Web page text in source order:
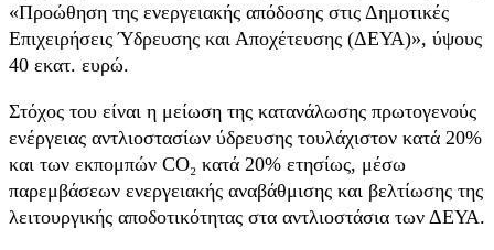
«Προώθηση της ενεργειακής απόδοσης στις Δημοτικές
Επιχειρήσεις Ύδρευσης και Αποχέτευσης (ΔΕΥΑ)», ύψους
40 εκατ. ευρώ.
Στόχος του είναι η μείωση της κατανάλωσης πρωτογενούς
ενέργειας αντλιοστασίων ύδρευσης τουλάχιστον κατά 20%
και των εκπομπών CO₂ κατά 20% ετησίως, μέσω
παρεμβάσεων ενεργειακής αναβάθμισης και βελτίωσης της
λειτουργικής αποδοτικότητας στα αντλιοστάσια των ΔΕΥΑ.